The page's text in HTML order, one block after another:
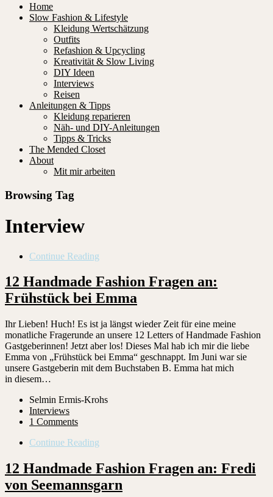
Home
Slow Fashion & Lifestyle
Kleidung Wertschätzung
Outfits
Refashion & Upcycling
Kreativität & Slow Living
DIY Ideen
Interviews
Reisen
Anleitungen & Tipps
Kleidung reparieren
Näh- und DIY-Anleitungen
Tipps & Tricks
The Mended Closet
About
Mit mir arbeiten
Browsing Tag
Interview
Continue Reading
12 Handmade Fashion Fragen an:
Frühstück bei Emma
Ihr Lieben! Huch! Es ist ja längst wieder Zeit für eine meine
monatliche Fragerunde an unsere 12 Letters of Handmade Fashion
Gastgeberinnen! Jetzt aber los! Dieses Mal hab ich mir die liebe
Emma von „Frühstück bei Emma“ geschnappt. Im Juni war sie
unsere Gastgeberin mit dem Buchstaben B. Emma hat mich
in diesem…
Selmin Ermis-Krohs
Interviews
1 Comments
Continue Reading
12 Handmade Fashion Fragen an: Fredi
von Seemannsgarn